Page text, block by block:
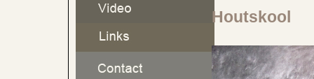
Houtskool